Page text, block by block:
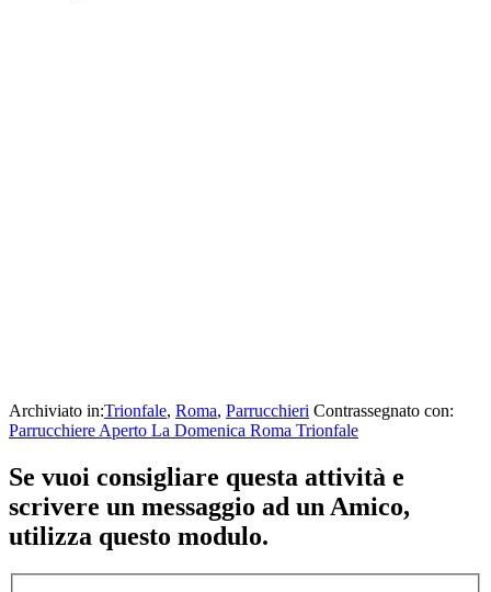
Archiviato in:Trionfale, Roma, Parrucchieri Contrassegnato con:
Parrucchiere Aperto La Domenica Roma Trionfale
Se vuoi consigliare questa attività e
scrivere un messaggio ad un Amico,
utilizza questo modulo.